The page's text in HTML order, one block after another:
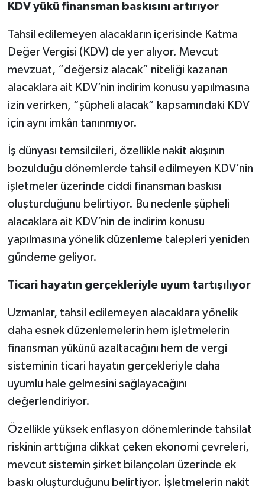
KDV yükü finansman baskısını artırıyor
Tahsil edilemeyen alacakların içerisinde Katma
Değer Vergisi (KDV) de yer alıyor. Mevcut
mevzuat, “değersiz alacak” niteliği kazanan
alacaklara ait KDV’nin indirim konusu yapılmasına
izin verirken, “şüpheli alacak” kapsamındaki KDV
için aynı imkân tanınmıyor.
İş dünyası temsilcileri, özellikle nakit akışının
bozulduğu dönemlerde tahsil edilmeyen KDV’nin
işletmeler üzerinde ciddi finansman baskısı
oluşturduğunu belirtiyor. Bu nedenle şüpheli
alacaklara ait KDV’nin de indirim konusu
yapılmasına yönelik düzenleme talepleri yeniden
gündeme geliyor.
Ticari hayatın gerçekleriyle uyum tartışılıyor
Uzmanlar, tahsil edilemeyen alacaklara yönelik
daha esnek düzenlemelerin hem işletmelerin
finansman yükünü azaltacağını hem de vergi
sisteminin ticari hayatın gerçekleriyle daha
uyumlu hale gelmesini sağlayacağını
değerlendiriyor.
Özellikle yüksek enflasyon dönemlerinde tahsilat
riskinin arttığına dikkat çeken ekonomi çevreleri,
mevcut sistemin şirket bilançoları üzerinde ek
baskı oluşturduğunu belirtiyor. İşletmelerin nakit